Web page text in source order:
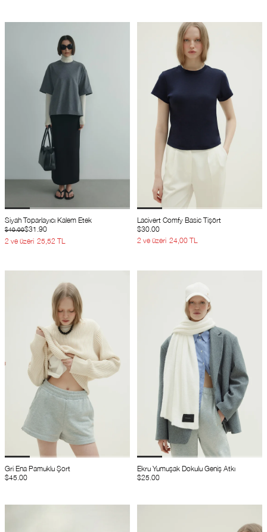
Siyah Toparlayıcı Kalem Etek
$31.90
$40.00
2 ve üzeri 25,52 TL
Lacivert Comfy Basic Tişört
$30.00
2 ve üzeri 24,00 TL
Gri Ena Pamuklu Şort
$45.00
Ekru Yumuşak Dokulu Geniş Atkı
$25.00